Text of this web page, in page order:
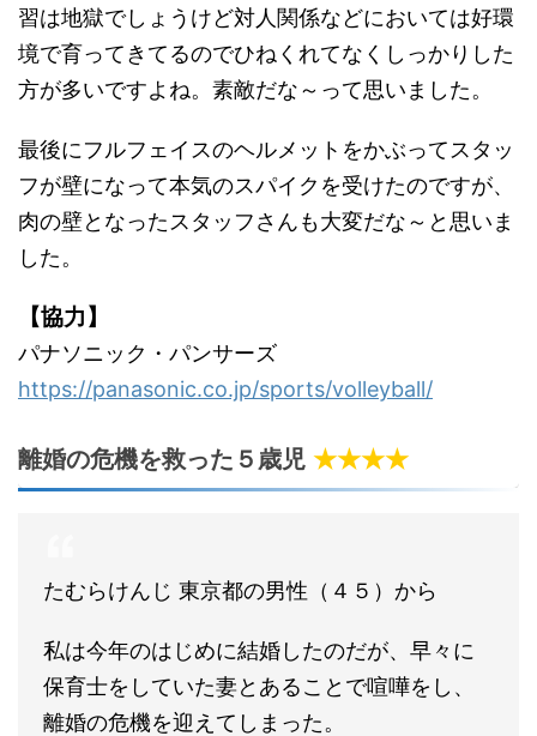
習は地獄でしょうけど対人関係などにおいては好環
境で育ってきてるのでひねくれてなくしっかりした
方が多いですよね。素敵だな～って思いました。
最後にフルフェイスのヘルメットをかぶってスタッ
フが壁になって本気のスパイクを受けたのですが、
肉の壁となったスタッフさんも大変だな～と思いま
した。
【協力】
パナソニック・パンサーズ
https://panasonic.co.jp/sports/volleyball/
離婚の危機を救った５歳児 ★★★★
たむらけんじ 東京都の男性（４５）から
私は今年のはじめに結婚したのだが、早々に
保育士をしていた妻とあることで喧嘩をし、
離婚の危機を迎えてしまった。